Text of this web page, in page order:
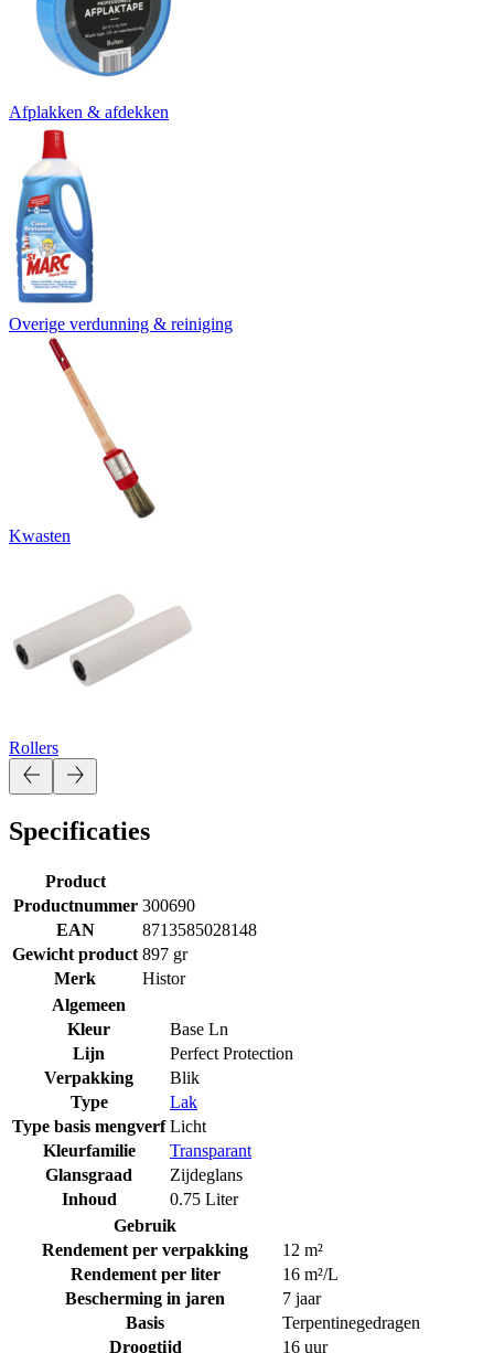
Afplakken & afdekken
Overige verdunning & reiniging
Kwasten
Rollers
Specificaties
Product
Productnummer 300690
EAN
8713585028148
Gewicht product 897 gr
Merk
Histor
Algemeen
Kleur
Base Ln
Lijn
Perfect Protection
Verpakking
Blik
Type
Lak
Type basis mengverf Licht
Kleurfamilie
Transparant
Glansgraad
Zijdeglans
Inhoud
0.75 Liter
Gebruik
Rendement per verpakking
12 m²
Rendement per liter
16 m²/L
Bescherming in jaren
7 jaar
Basis
Terpentinegedragen
Droogtijd
16 uur